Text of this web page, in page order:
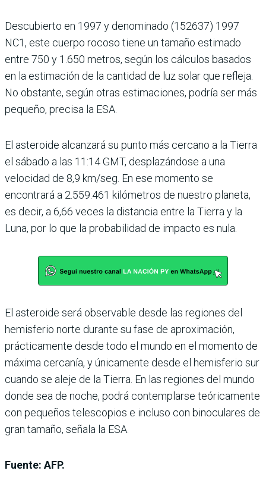
Descubierto en 1997 y denominado (152637) 1997
NC1, este cuerpo rocoso tiene un tamaño estimado
entre 750 y 1.650 metros, según los cálculos basados
en la estimación de la cantidad de luz solar que refleja.
No obstante, según otras estimaciones, podría ser más
pequeño, precisa la ESA.
El asteroide alcanzará su punto más cercano a la Tierra
el sábado a las 11:14 GMT, desplazándose a una
velocidad de 8,9 km/seg. En ese momento se
encontrará a 2.559.461 kilómetros de nuestro planeta,
es decir, a 6,66 veces la distancia entre la Tierra y la
Luna, por lo que la probabilidad de impacto es nula.
El asteroide será observable desde las regiones del
hemisferio norte durante su fase de aproximación,
prácticamente desde todo el mundo en el momento de
máxima cercanía, y únicamente desde el hemisferio sur
cuando se aleje de la Tierra. En las regiones del mundo
donde sea de noche, podrá contemplarse teóricamente
con pequeños telescopios e incluso con binoculares de
gran tamaño, señala la ESA.
Fuente: AFP.